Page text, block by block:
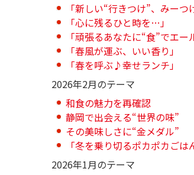
「新しい“行きつけ”、みーつ
「心に残るひと時を…」
「頑張るあなたに“食”でエー
「春風が運ぶ、いい香り」
「春を呼ぶ♪幸せランチ」
2026年2月のテーマ
和食の魅力を再確認
静岡で出会える“世界の味”
その美味しさに“金メダル”
「冬を乗り切るポカポカごは
2026年1月のテーマ